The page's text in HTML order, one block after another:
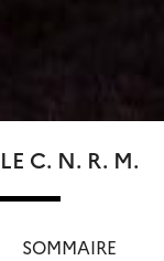
LE C. N. R. M.
SOMMAIRE